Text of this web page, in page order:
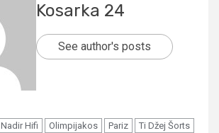
Kosarka 24
See author's posts
Nadir Hifi Olimpijakos Pariz Ti Džej Šorts